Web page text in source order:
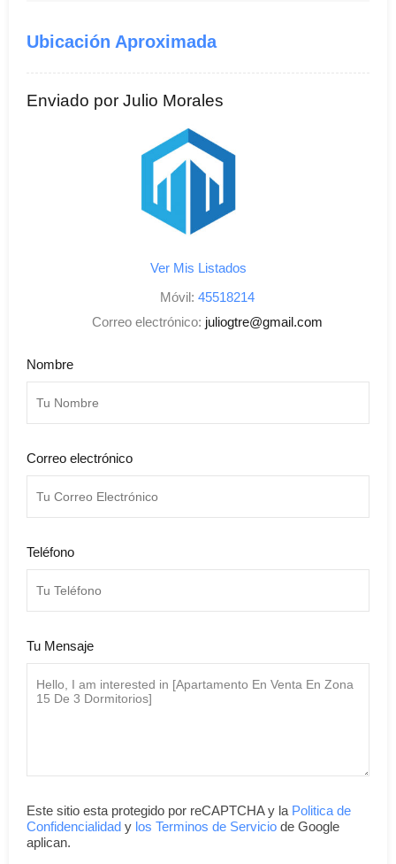
Ubicación Aproximada
Enviado por Julio Morales
Ver Mis Listados
Móvil: 45518214
Correo electrónico: juliogtre@gmail.com
Nombre
Correo electrónico
Teléfono
Tu Mensaje
Este sitio esta protegido por reCAPTCHA y la Politica de
Confidencialidad y los Terminos de Servicio de Google
aplican.